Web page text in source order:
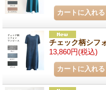
チェック柄シフ
13,860円(税込)